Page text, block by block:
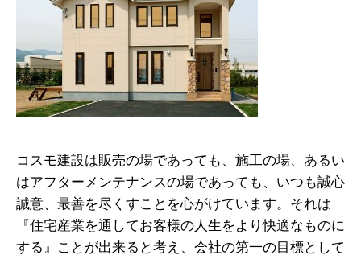
コスモ建設は販売の場であっても、施工の場、あるい
はアフターメンテナンスの場であっても、いつも誠心
誠意、最善を尽くすことを心がけています。それは
『住宅産業を通してお客様の人生をより快適なものに
する』ことが出来ると考え、会社の第一の目標として